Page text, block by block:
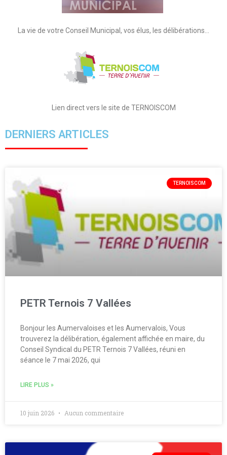
La vie de votre Conseil Municipal, vos élus, les délibérations…
Lien direct vers le site de TERNOISCOM
DERNIERS ARTICLES
TERNOISCOM
PETR Ternois 7 Vallées
Bonjour les Aumervaloises et les Aumervalois, Vous
trouverez la délibération, également affichée en maire, du
Conseil Syndical du PETR Ternois 7 Vallées, réuni en
séance le 7 mai 2026, qui
LIRE PLUS »
10 juin 2026 Aucun commentaire